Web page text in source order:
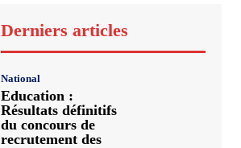
Derniers articles
National
Education :
Résultats définitifs
du concours de
recrutement des